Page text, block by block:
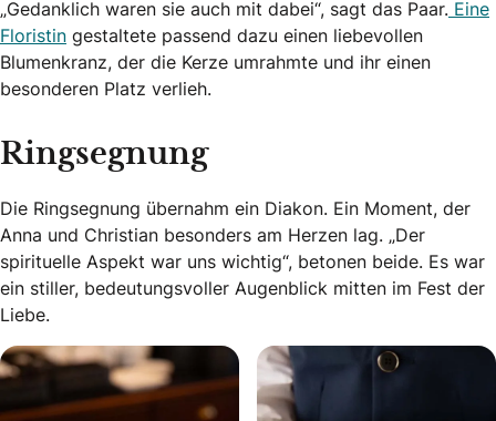
„Gedanklich waren sie auch mit dabei“, sagt das Paar. Eine
Floristin gestaltete passend dazu einen liebevollen
Blumenkranz, der die Kerze umrahmte und ihr einen
besonderen Platz verlieh.
Ringsegnung
Die Ringsegnung übernahm ein Diakon. Ein Moment, der
Anna und Christian besonders am Herzen lag. „Der
spirituelle Aspekt war uns wichtig“, betonen beide. Es war
ein stiller, bedeutungsvoller Augenblick mitten im Fest der
Liebe.